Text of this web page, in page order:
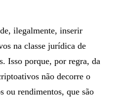
ilegalmente, inserir
na classe jurídica de
Isso porque, por regra, da
não decorre o
ou rendimentos, que são